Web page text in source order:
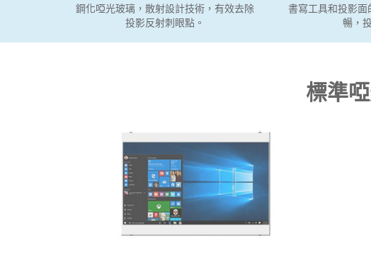
鋼化啞光玻璃，散射設計技術，有效去除
投影反射刺眼點。
書寫工具和投影
暢，
標準